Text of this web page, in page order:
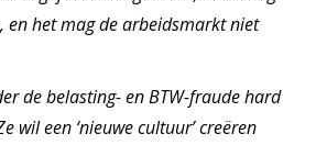
en het mag de arbeidsmarkt niet
de belasting- en BTW-fraude hard
wil een ‘nieuwe cultuur’ creëren